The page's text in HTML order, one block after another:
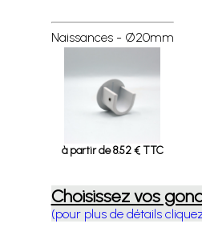
Naissances - Ø20mm
à partir de 8.52 € TTC
Choisissez vos
(pour plus de détails